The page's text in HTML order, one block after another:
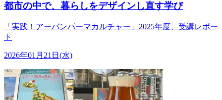
都市の中で、暮らしをデザインし直す学び
「実践！アーバンパーマカルチャー」2025年度、受講レポー
ト
2026年01月21日(水)